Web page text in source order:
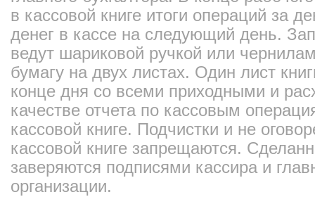
в кассовой книге итоги операций за
денег в кассе на следующий день.
ведут шариковой ручкой или
бумагу на двух листах. Один лист
конце дня со всеми приходными и
качестве отчета по кассовым
кассовой книге. Подчистки и не
кассовой книге запрещаются.
заверяются подписями кассира и
организации.